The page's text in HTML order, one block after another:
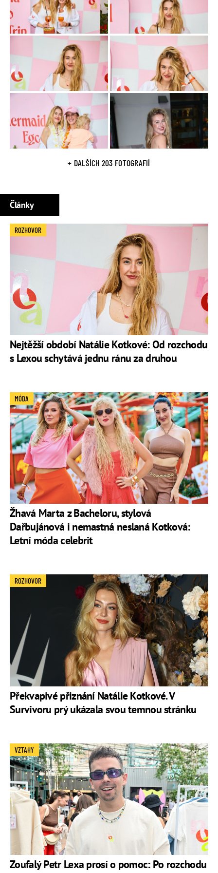
Její spojenectví sJakubem Kotkem
Rennem
Dangem (*1995) jí dalo značnou výhodu, snadno se za nimi
schovala. Ale rozhodně nebyla jen „tichou myškou“, svou
pozici využívala strategicky a hlavně vědomě
schopnosti nejlépe ukázal moment, kdy byla společně s
Romanem Kunčarem(*1996)přeřazena z kmene Krotitelů
k Fénixům
s tajnou sabotážní misí, která ji nakonec velmi
pomohla. V obou zmíněných partách si navíc dokázalanajít
Z Dominikánské republiky s vrátila
výrazně vyhublá,na
ostrově shodila kolem deseti kilo
Skamarádkou Bároubuduje značku NOA.
(*1991),
Mezi jejíkoníčky
longboarding, snowboarding a surfování.
Oficiální profil na Instagramu
Oficiální profil na X
Oficiální kanál na YouTube
+ DALŠÍCH 203 FOTOGRAFIÍ
Články
Nejtěžší období Natálie Kotkové: Od rozchodu
s Lexou schytává jednu ránu za druhou
ROZHOVOR
Žhavá Marta z Bacheloru, stylová
Dařbujánová i nemastná neslaná Kotková:
Letní móda celebrit
MÓDA
Překvapivé přiznání Natálie Kotkové. V
Survivoru prý ukázala svou temnou stránku
ROZHOVOR
Zoufalý Petr Lexa prosí o pomoc: Po rozchodu
VZTAHY